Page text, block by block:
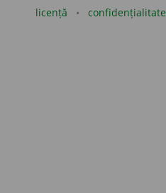
licență confidențialitate